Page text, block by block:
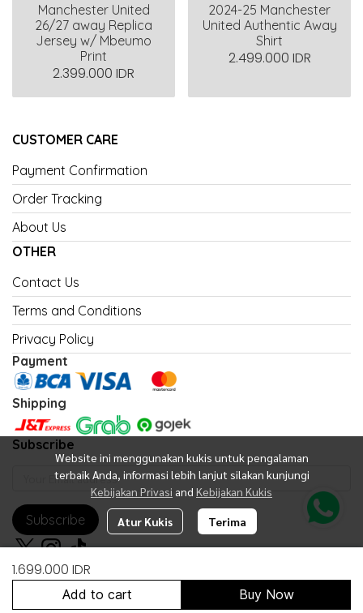
Manchester United
26/27 away Replica
Jersey w/ Mbeumo
Print
2.399.000 IDR
2024-25 Manchester
United Authentic Away
Shirt
2.499.000 IDR
1.699.000 IDR
Add to cart Buy Now
Website ini menggunakan kukis untuk pengalaman
terbaik Anda, informasi lebih lanjut silakan kunjungi
Kebijakan Privasi and Kebijakan Kukis
Atur Kukis Terima
CUSTOMER CARE
Payment Confirmation
Order Tracking
About Us
OTHER
Contact Us
Terms and Conditions
Privacy Policy
Payment
Shipping
Subscribe
Subscribe
Copyright 2026 | All Rights Reserved | Powered by United Fan Shop
Indonesia